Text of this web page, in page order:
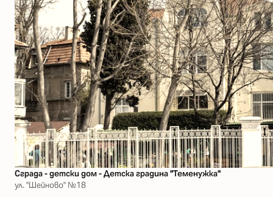
Сграда - детски дом - Детска градина "Теменужка"
ул. "Шейново" №18